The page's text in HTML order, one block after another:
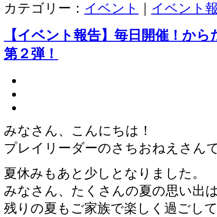
カテゴリー： イベント イベント
【イベント報告】毎日開催！か
第２弾！
みなさん、こんにちは！
プレイリーダーのさちおねえさん
夏休みもあと少しとなりました。
みなさん、たくさんの夏の思い出
残りの夏もご家族で楽しく過ごし